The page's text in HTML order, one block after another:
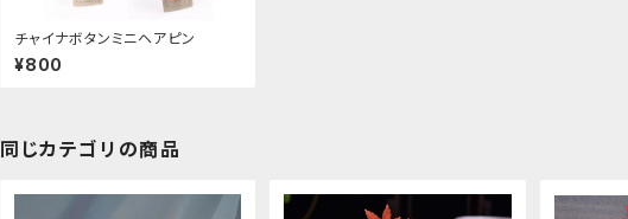
チャイナボタンミニヘアピン
¥800
同じカテゴリの商品